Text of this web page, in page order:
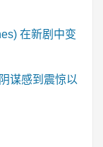
在新剧中变
谋感到震惊以